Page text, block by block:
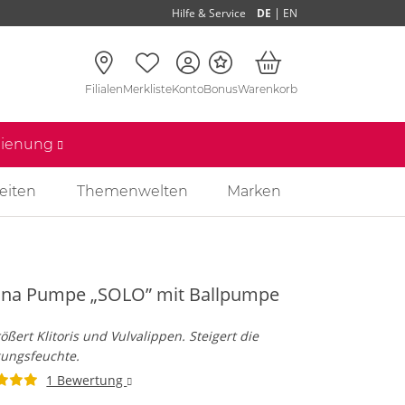
Hilfe & Service DE | EN
FilialenMerklisteKontoBonusWarenkorb
Themenwelten Marken
Pumpe „SOLO” mit Ballpumpe
Klitoris und Vulvalippen. Steigert die
1 Bewertung